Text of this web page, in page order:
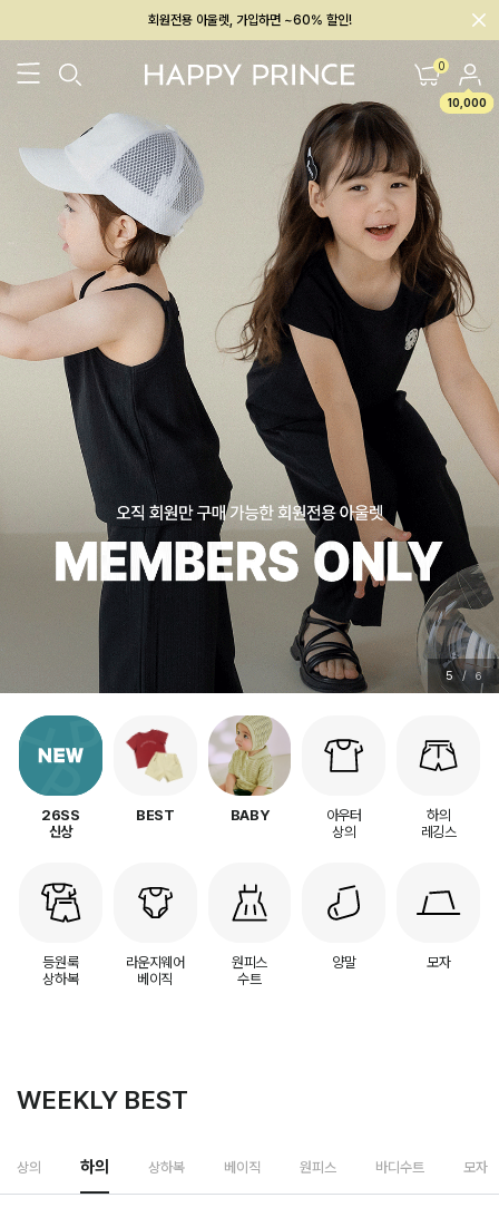
회원전용 아울렛, 가입하면 ~60% 할인!
멤버십 최대 28,000원 혜택 0
10,000
26SS 신상 BEST BABY[6~12M] 아우터/상의 하의/레깅스
5 / 6
26SS
신상
BEST BABY
아우터
상의
하의
레깅스
등원룩
상하복
라운지웨어
베이직
원피스
수트
양말 모자
WEEKLY BEST
상의 하의 상하복 베이직 원피스 바디수트 모자